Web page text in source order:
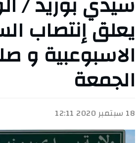
يعلق إنتصاب
الاسبوعبية و
الجمعة
18 سبتمبر 2020 12:11